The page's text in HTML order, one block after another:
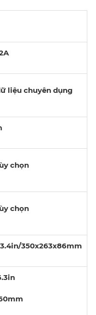
liệu chuyên dụng
chọn
chọn
350x263x86mm